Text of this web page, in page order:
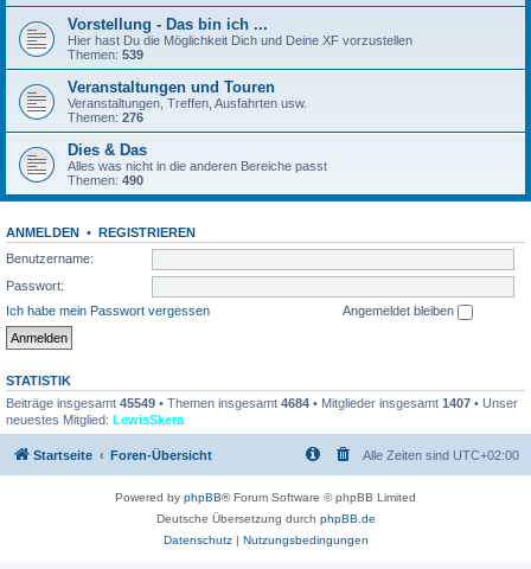
Vorstellung - Das bin ich ...
Hier hast Du die Möglichkeit Dich und Deine XF vorzustellen
Themen: 539
Veranstaltungen und Touren
Veranstaltungen, Treffen, Ausfahrten usw.
Themen: 276
Dies & Das
Alles was nicht in die anderen Bereiche passt
Themen: 490
ANMELDEN • REGISTRIEREN
Benutzername:
Passwort:
Ich habe mein Passwort vergessen
Angemeldet bleiben
STATISTIK
Beiträge insgesamt 45549 • Themen insgesamt 4684 • Mitglieder insgesamt 1407 • Unser
neuestes Mitglied: LewisSkera
Startseite Foren-Übersicht Alle Zeiten sind UTC+02:00
Powered by phpBB® Forum Software © phpBB Limited
Deutsche Übersetzung durch phpBB.de
Datenschutz| Nutzungsbedingungen